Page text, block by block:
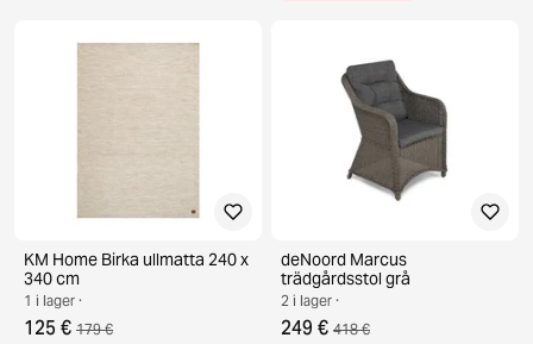
KM Home Birka ullmatta 240 x
340 cm
1 i lager ·
125 € 179 €
deNoord Marcus
trädgårdsstol grå
2 i lager ·
249 € 418 €